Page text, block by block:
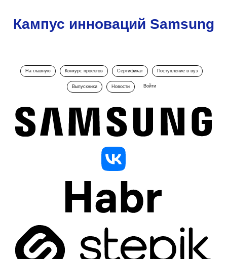
Кампус инноваций Samsung
На главную Конкурс проектов Сертификат Поступление в вуз
Выпускники Новости Войти